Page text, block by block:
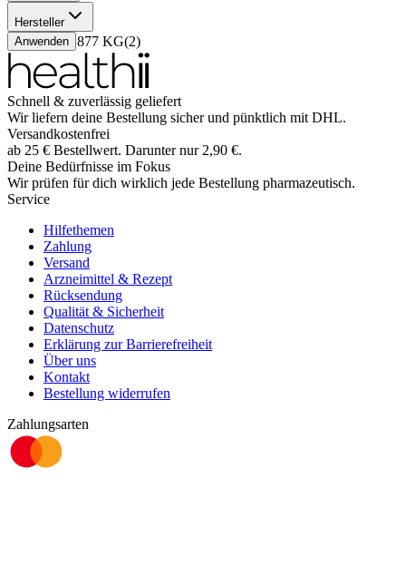
50 g(1)
Hersteller
Caruso 1877 KG(2)
Anwenden
Schnell & zuverlässig geliefert
Wir liefern deine Bestellung sicher und pünktlich mit DHL.
Versandkostenfrei
ab 25 € Bestellwert. Darunter nur 2,90 €.
Deine Bedürfnisse im Fokus
Wir prüfen für dich wirklich jede Bestellung pharmazeutisch.
Service
Hilfethemen
Zahlung
Versand
Arzneimittel & Rezept
Rücksendung
Qualität & Sicherheit
Datenschutz
Erklärung zur Barrierefreiheit
Über uns
Kontakt
Bestellung widerrufen
Zahlungsarten